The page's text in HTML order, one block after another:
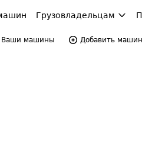
Грузовладельцам
Ваши машины Добавить